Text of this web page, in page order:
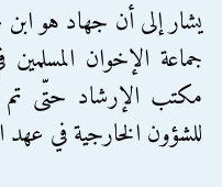
يشار إلى أن جهاد هو ابن
جماعة الإخوان
مكتب الإرشاد حتّى تم
للشؤون الخارجية في